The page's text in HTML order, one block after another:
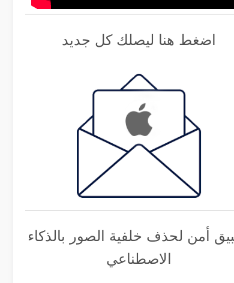
اضغط هنا ليصلك كل جديد
أمن لحذف خلفية الصور بالذكاء
الاصطناعي